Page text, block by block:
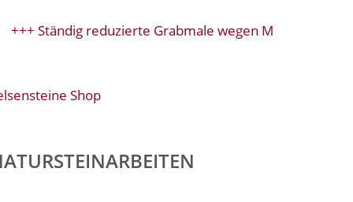
Ständig reduzierte Grabmale wegen Modellwechsel+++
Shop